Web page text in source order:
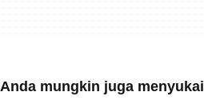
Anda mungkin juga menyukai